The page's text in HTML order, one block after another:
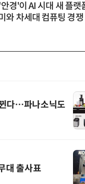
안경'이 AI 시대 새 플
와 차세대 컴퓨팅 경쟁
다…파나소닉도
대 출사표